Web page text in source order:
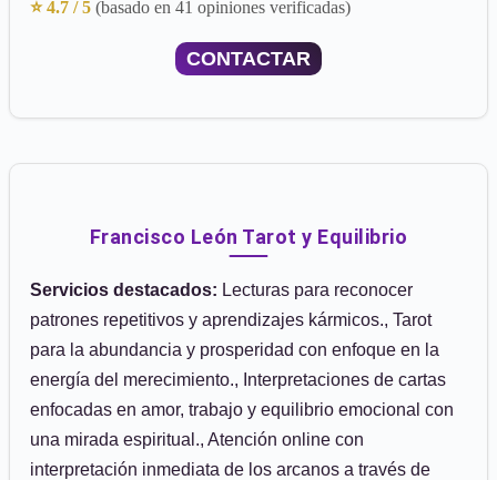
⭐ 4.7 / 5 (basado en 41 opiniones verificadas)
CONTACTAR
Francisco León Tarot y Equilibrio
Servicios destacados: Lecturas para reconocer
patrones repetitivos y aprendizajes kármicos., Tarot
para la abundancia y prosperidad con enfoque en la
energía del merecimiento., Interpretaciones de cartas
enfocadas en amor, trabajo y equilibrio emocional con
una mirada espiritual., Atención online con
interpretación inmediata de los arcanos a través de